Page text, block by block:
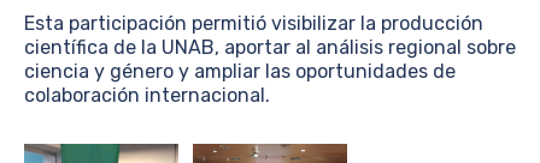
Esta participación permitió visibilizar la producción
científica de la UNAB, aportar al análisis regional sobre
ciencia y género y ampliar las oportunidades de
colaboración internacional.